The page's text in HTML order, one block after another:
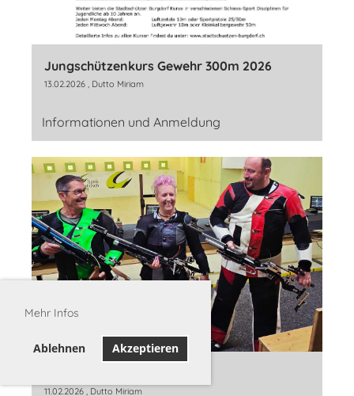
Mehr Infos
Ablehnen Akzeptieren
Jungschützenkurs Gewehr 300m 2026
13.02.2026 , Dutto Miriam
Informationen und Anmeldung
11.02.2026 , Dutto Miriam